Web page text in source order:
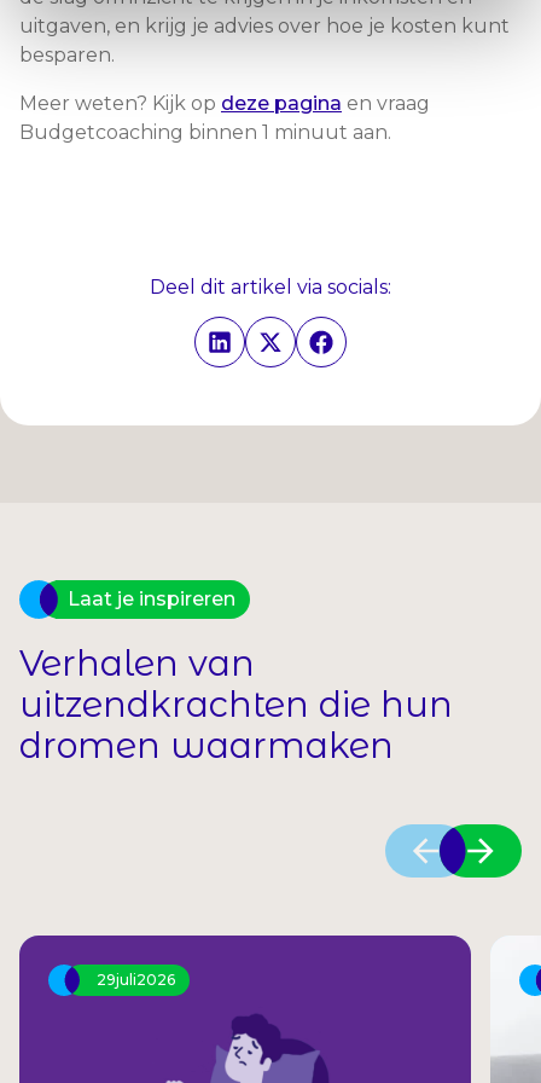
uitgaven, en krijg je advies over hoe je kosten kunt
besparen.
Meer weten? Kijk op deze pagina en vraag
Budgetcoaching binnen 1 minuut aan.
Deel dit artikel via socials:
Laat je inspireren
Verhalen van
uitzendkrachten die hun
dromen waarmaken
29juli2026